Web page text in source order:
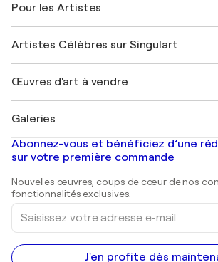
Offrir une carte cadeau
Rejoignez notre programme
Mon compte
+33 1 76 44 06 42
FAQ
Magazine Singulart
Emplois
Découvrez une sélection d'art original
Pour les Artistes
Se connecter en tant qu'Artiste
Artistes Célèbres sur Singulart
Marc Chagall
Banksy
Mr. Brainwash
Shepard Fairey
Œuvres d'art à vendre
Tableaux abstraits à vendre
Peintures de paysage
Estampes
Peintures acryliques
Galeries
Galeries d'art en France
Galeries d'art en Belgique
Abonnez-vous et bénéficiez d’une
sur votre première commande
Nouvelles œuvres, coups de cœur de nos
fonctionnalités exclusives.
Saisissez
votre
adresse
e-
mail
J'en profite dès